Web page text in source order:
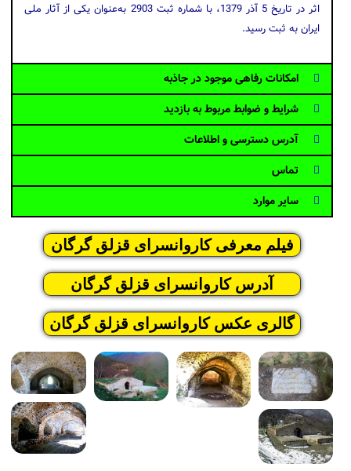
اثر در تاریخ 5 آذر 1379، با شماره ثبت 2903 به‌عنوان یکی از آثار ملی
ایران به ثبت رسید.
امکانات رفاهی موجود در جاذبه
شرایط و ضوابط مربوط به بازدید
آدرس دسترسی و اطلاعات
تماس
سایر موارد
فیلم معرفی کاروانسرای قزلق گرگان
آدرس کاروانسرای قزلق گرگان
گالری عکس کاروانسرای قزلق گرگان